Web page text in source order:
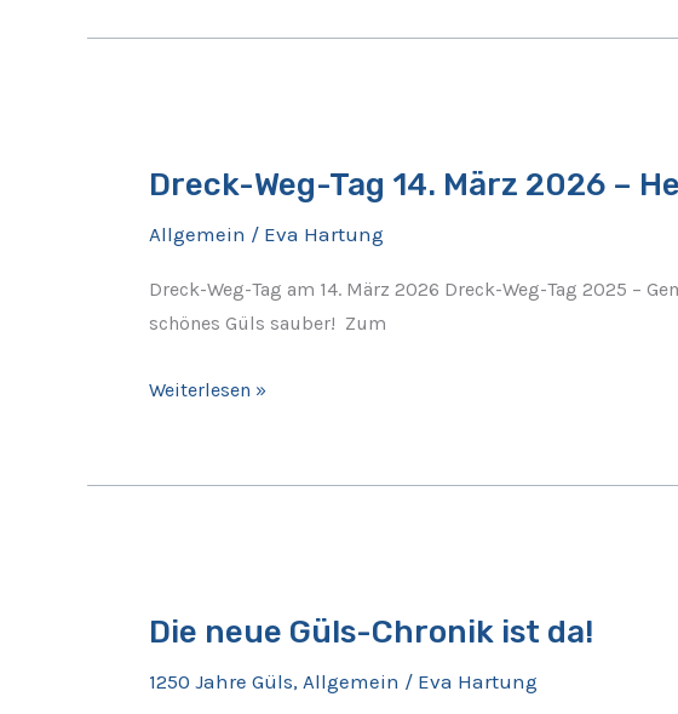
Dreck-Weg-Tag 14. März 2026 –
Allgemein / Eva Hartung
Dreck-Weg-Tag am 14. März 2026 Dreck-Weg-Tag 2025 –
schönes Güls sauber! Zum
Tag
März
2026
–
gesucht
Weiterlesen »
Die neue Güls-Chronik ist da!
1250 Jahre Güls, Allgemein / Eva Hartung
Güls-